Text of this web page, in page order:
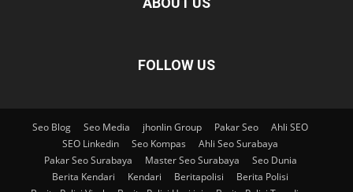
FOLLOW US
Seo Blog Seo Media jhonlin Group Pakar Seo
Ahli SEO
SEO Linkedin
Seo Kompas
Ahli Seo Surabaya
Pakar Seo Surabaya
Master Seo Surabaya
Seo Dunia
Berita Kendari
Kendari Beritapolisi
Berita Polisi